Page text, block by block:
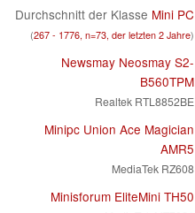
Durchschnitt der Klasse Mini PC
(267 - 1776, n=73, der letzten 2 Jahre)
Newsmay Neosmay S2-
B560TPM
Realtek RTL8852BE
Minipc Union Ace Magician
AMR5
MediaTek RZ608
Minisforum EliteMini TH50